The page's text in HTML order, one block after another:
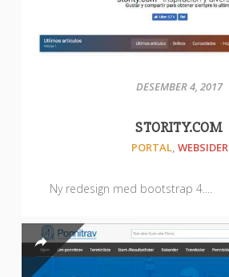
DESEMBER 4, 2017
STORITY.COM
PORTAL, WEBSIDER
Ny redesign med bootstrap 4....